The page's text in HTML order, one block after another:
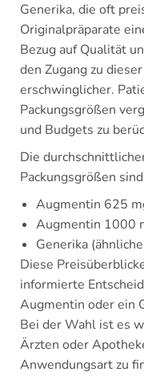
Generika, die oft
Originalpräparate
Bezug auf Qualität
den Zugang zu
erschwinglicher.
Packungsgrößen
und Budgets zu
Die
Packungsgrößen
Augmentin 625
Augmentin 1000
Generika
Diese
informierte
Augmentin oder ein
Bei der Wahl ist es
Ärzten oder
Anwendungsart zu